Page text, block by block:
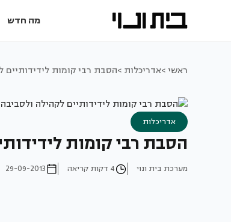
מה חדש
ראשי >אדריכלות >הסבת רבי קומות לידידותיים
אדריכלות
הסבת רבי קומות
מערכת בית ונוי 4 דקות קריאה 29-09-2013